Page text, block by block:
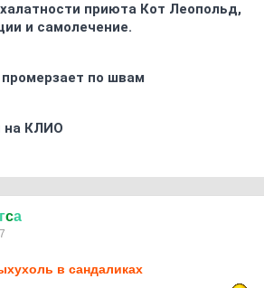
приюта Кот Леопольд,
и самолечение.
по швам
на КЛИО
cа
в сандаликах